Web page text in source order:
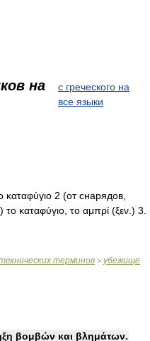
на
с греческого на
все языки
2 (от снарядов,
καταφύγιο, το αμπρί (ξεν.) 3.
терминов > убежище
βομβών και βλημάτων.